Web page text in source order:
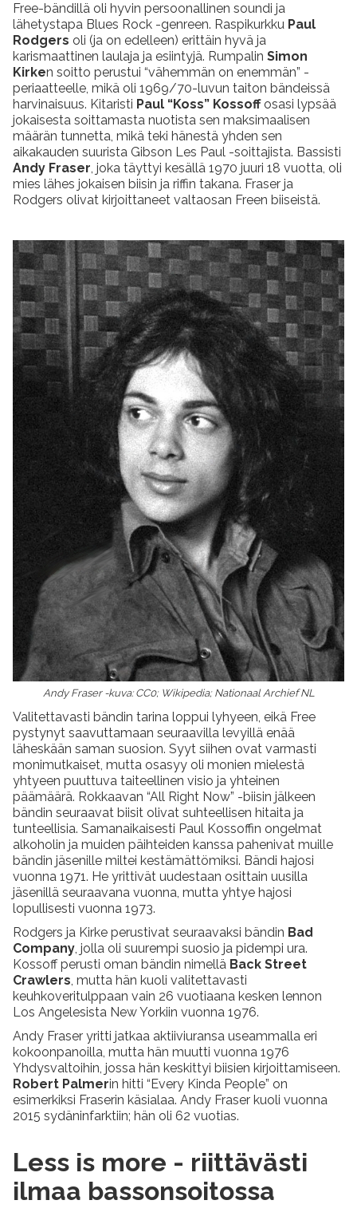
Free-bändillä oli hyvin persoonallinen soundi ja
lähetystapa Blues Rock -genreen. Raspikurkku Paul
Rodgers oli (ja on edelleen) erittäin hyvä ja
karismaattinen laulaja ja esiintyjä. Rumpalin Simon
Kirken soitto perustui “vähemmän on enemmän” -
periaatteelle, mikä oli 1969/70-luvun taiton bändeissä
harvinaisuus. Kitaristi Paul “Koss” Kossoffosasi lypsää
jokaisesta soittamasta nuotista sen maksimaalisen
määrän tunnetta, mikä teki hänestä yhden sen
aikakauden suurista Gibson Les Paul -soittajista. Bassisti
Andy Fraser, joka täyttyi kesällä 1970 juuri 18 vuotta, oli
mies lähes jokaisen biisin ja riffin takana. Fraser ja
Rodgers olivat kirjoittaneet valtaosan Freen biiseistä.
Andy Fraser -kuva: CC0; Wikipedia; Nationaal Archief NL
Valitettavasti bändin tarina loppui lyhyeen, eikä Free
pystynyt saavuttamaan seuraavilla levyillä enää
läheskään saman suosion. Syyt siihen ovat varmasti
monimutkaiset, mutta osasyy oli monien mielestä
yhtyeen puuttuva taiteellinen visio ja yhteinen
päämäärä. Rokkaavan “All Right Now” -biisin jälkeen
bändin seuraavat biisit olivat suhteellisen hitaita ja
tunteellisia. Samanaikaisesti Paul Kossoffin ongelmat
alkoholin ja muiden päihteiden kanssa pahenivat muille
bändin jäsenille miltei kestämättömiksi. Bändi hajosi
vuonna 1971. He yrittivät uudestaan osittain uusilla
jäsenillä seuraavana vuonna, mutta yhtye hajosi
lopullisesti vuonna 1973.
Rodgers ja Kirke perustivat seuraavaksi bändin Bad
Company, jolla oli suurempi suosio ja pidempi ura.
Kossoff perusti oman bändin nimellä Back Street
Crawlers, mutta hän kuoli valitettavasti
keuhkoveritulppaan vain 26 vuotiaana kesken lennon
Los Angelesista New Yorkiin vuonna 1976.
Andy Fraser yritti jatkaa aktiiviuransa useammalla eri
kokoonpanoilla, mutta hän muutti vuonna 1976
Yhdysvaltoihin, jossa hän keskittyi biisien kirjoittamiseen.
Robert Palmerin hitti “Every Kinda People” on
esimerkiksi Fraserin käsialaa. Andy Fraser kuoli vuonna
2015 sydäninfarktiin; hän oli 62 vuotias.
Less is more - riittävästi
ilmaa bassonsoitossa